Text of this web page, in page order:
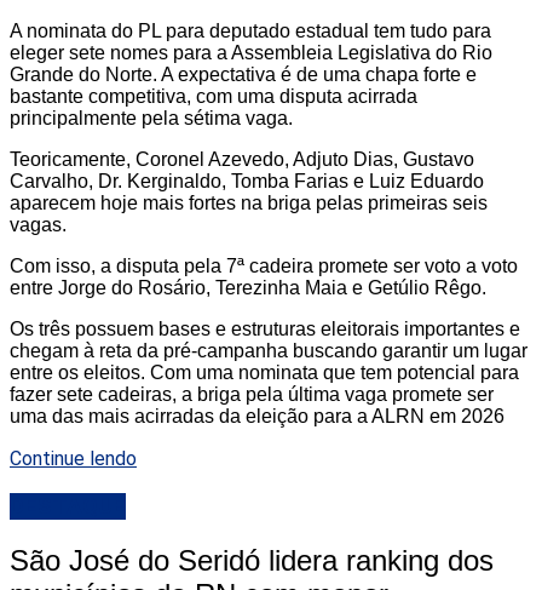
A nominata do PL para deputado estadual tem tudo para
eleger sete nomes para a Assembleia Legislativa do Rio
Grande do Norte. A expectativa é de uma chapa forte e
bastante competitiva, com uma disputa acirrada
principalmente pela sétima vaga.
Teoricamente, Coronel Azevedo, Adjuto Dias, Gustavo
Carvalho, Dr. Kerginaldo, Tomba Farias e Luiz Eduardo
aparecem hoje mais fortes na briga pelas primeiras seis
vagas.
Com isso, a disputa pela 7ª cadeira promete ser voto a voto
entre Jorge do Rosário, Terezinha Maia e Getúlio Rêgo.
Os três possuem bases e estruturas eleitorais importantes e
chegam à reta da pré-campanha buscando garantir um lugar
entre os eleitos. Com uma nominata que tem potencial para
fazer sete cadeiras, a briga pela última vaga promete ser
uma das mais acirradas da eleição para a ALRN em 2026
Continue lendo
São José do Seridó lidera ranking dos